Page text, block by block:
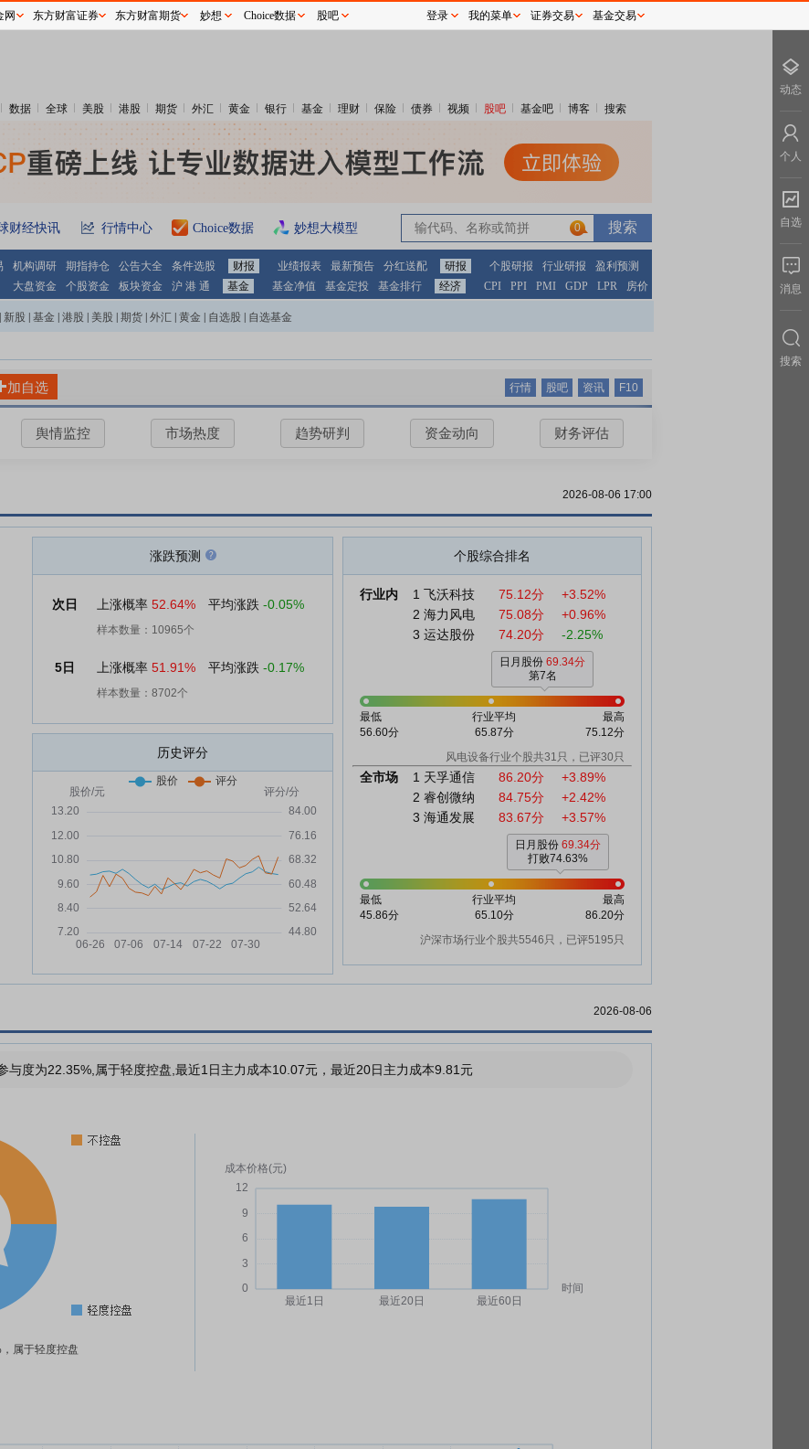
数据 全球 美股 港股 期货 外汇 黄金 银行 基金 理财 保险 债券 视频 股吧 基金吧 博客 搜索
财经快讯 行情中心 Choice数据 妙想大模型 0
机构调研 期指持仓 公告大全 条件选股 财报 业绩报表 最新预告 分红送配 研报 个股研报 行业研报
盈利预测
大盘资金 个股资金 板块资金 沪 港 通 基金 基金净值 基金定投 基金排行 经济 CPI PPI PMI GDP LPR 房价
新股 基金 港股 美股 期货 外汇 黄金 自选股 自选基金
加自选 行情 股吧 资讯 F10
舆情监控 市场热度 趋势研判 资金动向 财务评估
2026-08-06 17:00
涨跌预测
次日 上涨概率 52.64% 平均涨跌 -0.05%
样本数量：10965个
5日 上涨概率 51.91% 平均涨跌 -0.17%
样本数量：8702个
历史评分
个股综合排名
行业内 1 飞沃科技 75.12分
+3.52%
2 海力风电 75.08分
+0.96%
3 运达股份 74.20分 -2.25%
日月股份 69.34分
第7名
最低
56.60分
行业平均
65.87分
最高
75.12分
风电设备行业个股共31只，已评30只
全市场 1 天孚通信 86.20分
+3.89%
2 睿创微纳 84.75分
+2.42%
3 海通发展 83.67分 +3.57%
日月股份 69.34分
打败74.63%
最低
45.86分
行业平均
65.10分
最高
86.20分
沪深市场行业个股共5546只，已评5195只
2026-08-06
与度为22.35%,属于轻度控盘,最近1日主力成本10.07元，最近20日主力成本9.81元
属于轻度控盘
网 东方财富证券 东方财富期货 妙想 Choice数据 股吧 登录 我的菜单 证券交易 基金交易
动态
个人
自选
消息
搜索